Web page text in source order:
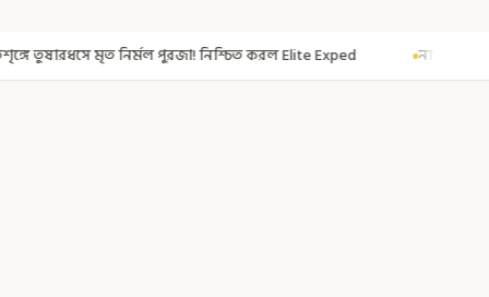
নিশ্চিত করল Elite Exped নাগরিকত্ব দিতেই CAA! ৩০০ মতুয়াকে